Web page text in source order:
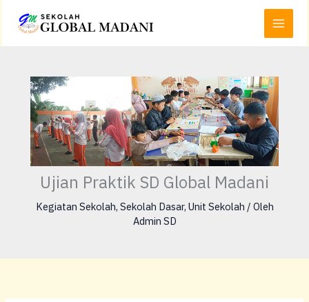
Main
Menu
Ujian Praktik SD Global Madani
Kegiatan Sekolah, Sekolah Dasar, Unit Sekolah / Oleh
Admin SD